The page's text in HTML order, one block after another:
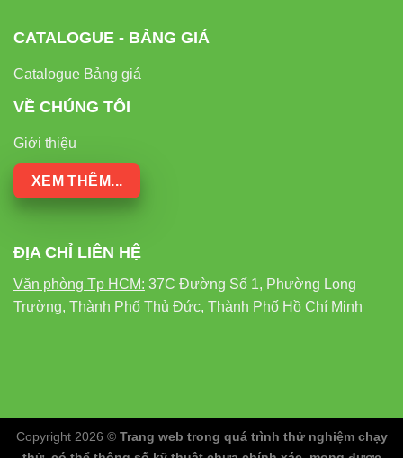
CATALOGUE - BẢNG GIÁ
Catalogue Bảng giá
VỀ CHÚNG TÔI
Giới thiệu
XEM THÊM...
ĐỊA CHỈ LIÊN HỆ
Văn phòng Tp HCM: 37C Đường Số 1, Phường Long
Trường, Thành Phố Thủ Đức, Thành Phố Hồ Chí Minh
Copyright 2026 © Trang web trong quá trình thử nghiệm chạy